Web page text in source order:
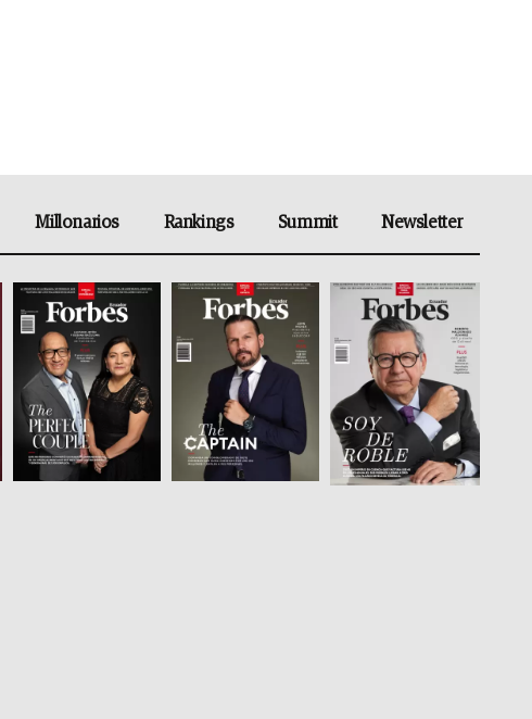
Millonarios Rankings Summit Newsletter